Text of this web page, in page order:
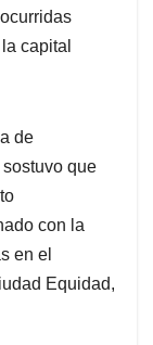
capital
de
que
con la
en el
Equidad,